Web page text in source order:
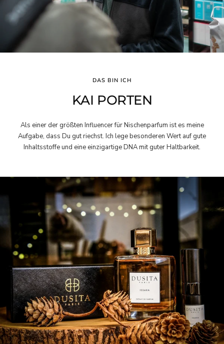
DAS BIN ICH
KAI PORTEN
Als einer der größten Influencer für Nischenparfum ist es meine
Aufgabe, dass Du gut riechst. Ich lege besonderen Wert auf gute
Inhaltsstoffe und eine einzigartige DNA mit guter Haltbarkeit.